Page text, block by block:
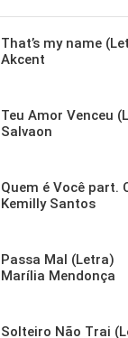
That’s my name
Akcent
Teu Amor Venceu
Salvaon
Quem é Você part.
Kemilly Santos
Passa Mal (Letra)
Marília Mendonça
Solteiro Não Trai